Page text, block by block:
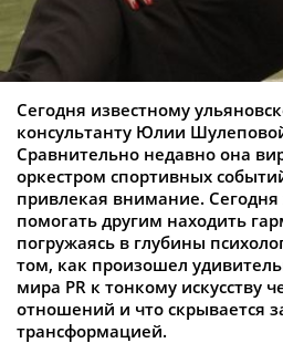
Сегодня известному
консультанту Юлии
Сравнительно недавно она
оркестром спортивных
привлекая внимание.
помогать другим находить
погружаясь в глубины
том, как произошел
мира PR к тонкому искусству
отношений и что скрывается
трансформацией.